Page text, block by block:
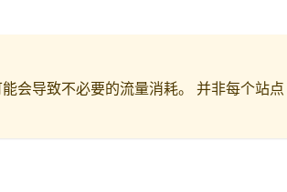
会导致不必要的流量消耗。 并非每个站点